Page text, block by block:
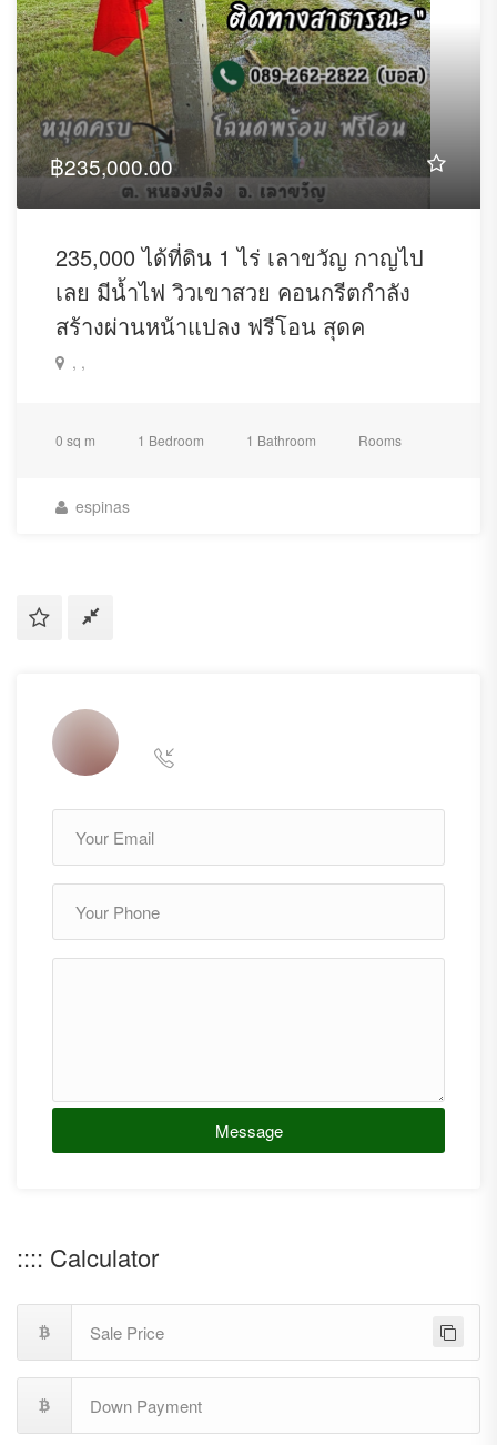
฿235,000.00
235,000 ได้ที่ดิน 1 ไร่ เลาขวัญ กาญไป
เลย มีน้ำไฟ วิวเขาสวย คอนกรีตกำลัง
สร้างผ่านหน้าแปลง ฟรีโอน สุดค
, ,
0 sq m 1 Bedroom 1 Bathroom Rooms
espinas
Message
:::: Calculator